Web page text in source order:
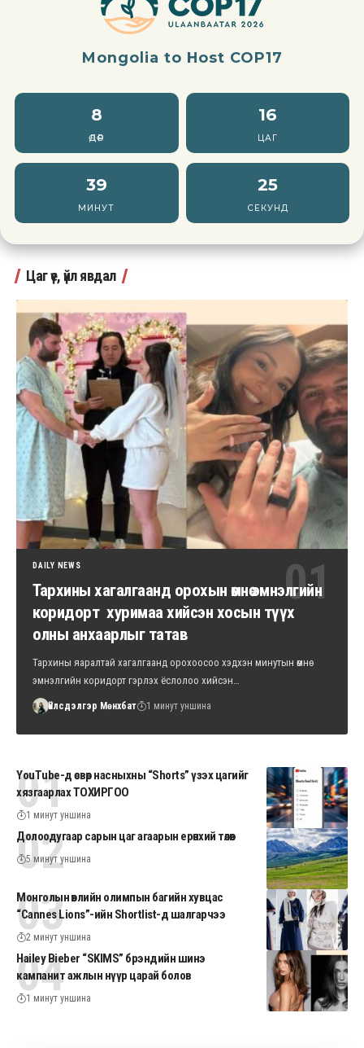
Mongolia to Host COP17
8
ӨДӨР
16
ЦАГ
39
МИНУТ
23
СЕКУНД
Цаг үе, үйл явдал
DAILY NEWS
Тархины хагалгаанд орохын өмнө эмнэлгийн
коридорт хуримаа хийсэн хосын түүх
олны анхаарлыг татав
Тархины яаралтай хагалгаанд орохоосоо хэдхэн минутын өмнө
эмнэлгийн коридорт гэрлэх ёслолоо хийсэн…
Үйлсдэлгэр Мөнхбат 1 минут уншина
YouTube-д өсвөр насныхны “Shorts” үзэх цагийг
хязгаарлах ТОХИРГОО
1 минут уншина
Долоодугаар сарын цаг агаарын ерөнхий төлөв
5 минут уншина
Монголын өвлийн олимпын багийн хувцас
“Cannes Lions”-ийн Shortlist-д шалгарчээ
2 минут уншина
Hailey Bieber “SKIMS” брэндийн шинэ
кампанит ажлын нүүр царай болов
1 минут уншина